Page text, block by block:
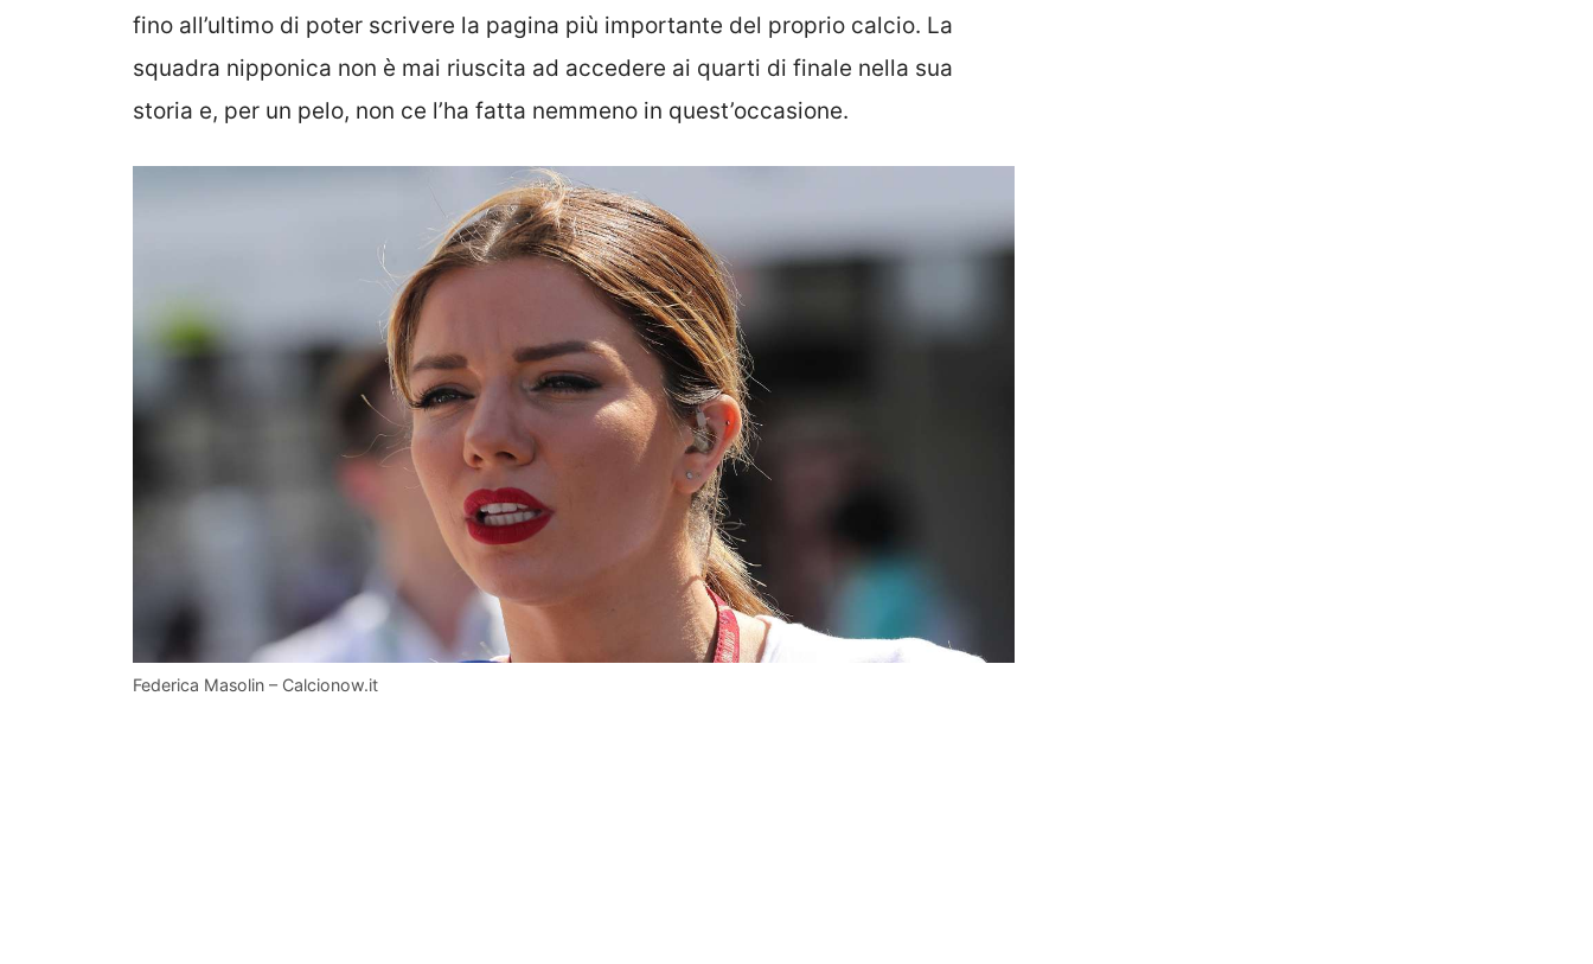
fino all’ultimo di poter scrivere la pagina più importante del proprio calcio. La
squadra nipponica non è mai riuscita ad accedere ai quarti di finale nella sua
storia e, per un pelo, non ce l’ha fatta nemmeno in quest’occasione.
Federica Masolin – Calcionow.it